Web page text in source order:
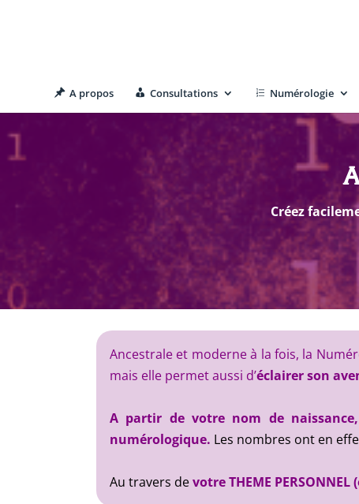
A propos Consultations Numérologie
Créez
Ancestrale et moderne à la fois, la
mais elle permet aussi d’éclairer son
A partir de votre nom de
numérologique. Les nombres ont en
Au travers devotre THEME